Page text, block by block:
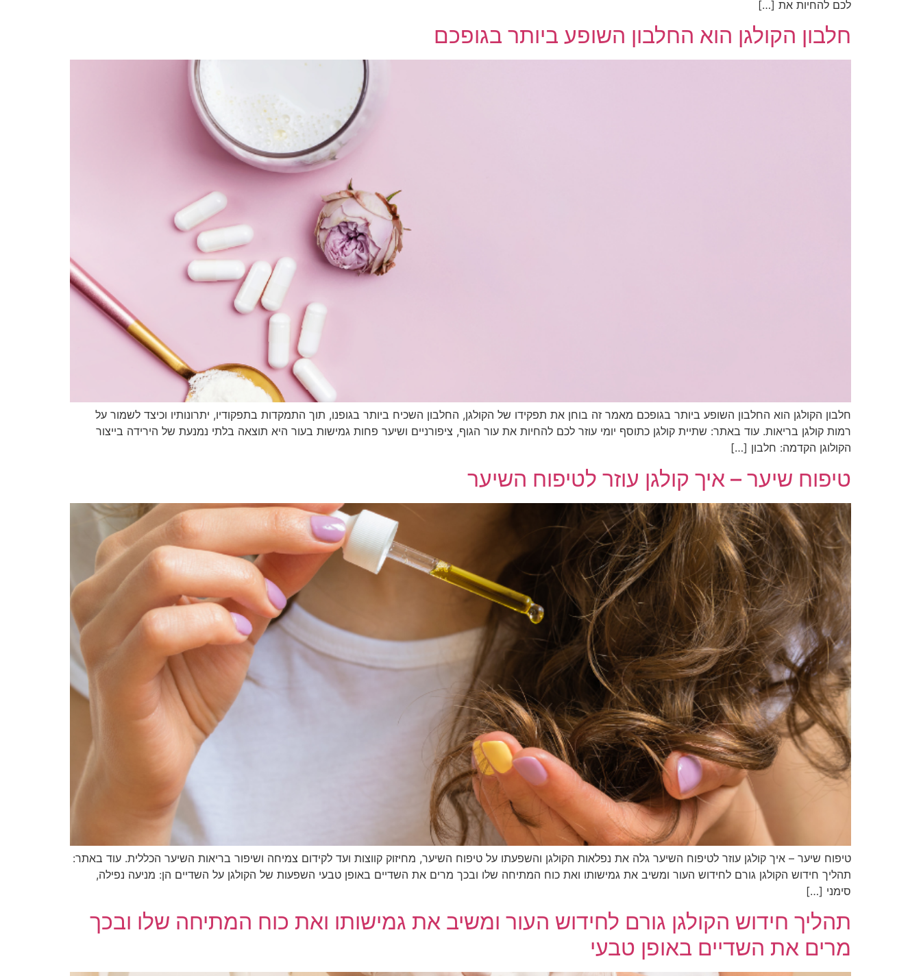
לכם להחיות את […]
חלבון הקולגן הוא החלבון השופע ביותר בגופכם
חלבון הקולגן הוא החלבון השופע ביותר בגופכם מאמר זה בוחן את תפקידו של הקולגן, החלבון השכיח ביותר בגופנו, תוך התמקדות בתפקודיו, יתרונותיו וכיצד לשמור על
רמות קולגן בריאות. עוד באתר: שתיית קולגן כתוסף יומי עוזר לכם להחיות את עור הגוף, ציפורניים ושיער פחות גמישות בעור היא תוצאה בלתי נמנעת של הירידה בייצור
הקולוגן הקדמה: חלבון […]
טיפוח שיער – איך קולגן עוזר לטיפוח השיער
טיפוח שיער – איך קולגן עוזר לטיפוח השיער גלה את נפלאות הקולגן והשפעתו על טיפוח השיער, מחיזוק קווצות ועד לקידום צמיחה ושיפור בריאות השיער הכללית. עוד באתר:
תהליך חידוש הקולגן גורם לחידוש העור ומשיב את גמישותו ואת כוח המתיחה שלו ובכך מרים את השדיים באופן טבעי השפעות של הקולגן על השדיים הן: מניעה נפילה,
סימני […]
תהליך חידוש הקולגן גורם לחידוש העור ומשיב את גמישותו ואת כוח המתיחה שלו ובכך
מרים את השדיים באופן טבעי